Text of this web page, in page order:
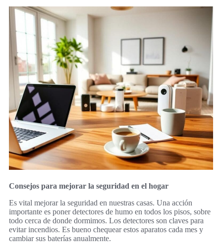
Consejos para mejorar la seguridad en el hogar
Es vital mejorar la seguridad en nuestras casas. Una acción
importante es poner detectores de humo en todos los pisos, sobre
todo cerca de donde dormimos. Los detectores son claves para
evitar incendios. Es bueno chequear estos aparatos cada mes y
cambiar sus baterías anualmente.